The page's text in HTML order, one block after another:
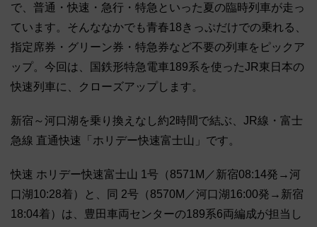
で、普通・快速・急行・特急といった夏の臨時列車が走っ
ています。そんななかでも青春18きっぷだけでの乗れる、
指定席券・グリーン券・特急券など不要の列車をピックア
ップ。今回は、国鉄形特急電車189系を使ったJR東日本の
快速列車に、クローズアップします。
新宿～河口湖を乗り換えなし約2時間で結ぶ、JR線・富士
急線 直通快速「ホリデー快速富士山」です。
快速 ホリデー快速富士山 1号（8571M／新宿08:14発→河
口湖10:28着）と、同 2号（8570M／河口湖16:00発→新宿
18:04着）は、豊田車両センターの189系6両編成が担当し